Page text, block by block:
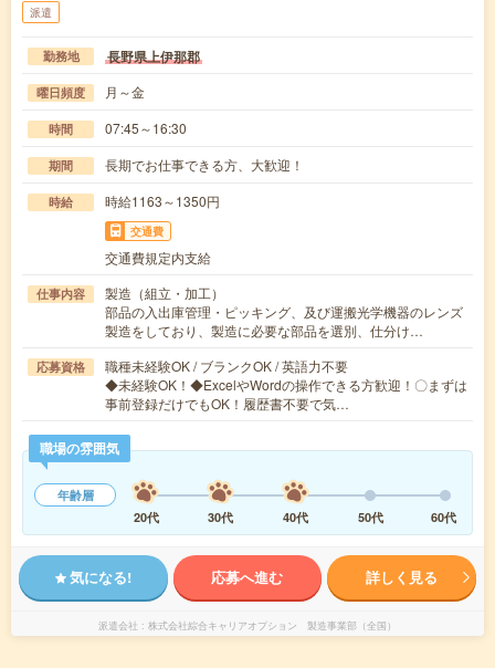
派遣
勤務地 長野県上伊那郡
曜日頻度 月～金
時間 07:45～16:30
期間 長期でお仕事できる方、大歓迎！
時給 時給1163～1350円
交通費
交通費規定内支給
仕事内容
製造（組立・加工）
部品の入出庫管理・ピッキング、及び運搬光学機器のレンズ
製造をしており、製造に必要な部品を選別、仕分け…
応募資格
職種未経験OK / ブランクOK / 英語力不要
◆未経験OK！◆ExcelやWordの操作できる方歓迎！〇まずは
事前登録だけでもOK！履歴書不要で気…
職場の雰囲気
年齢層
20代
30代 40代 50代 60代
気になる! 応募へ進む 詳しく見る
派遣会社 株式会社綜合キャリアオプション 製造事業部（全国）